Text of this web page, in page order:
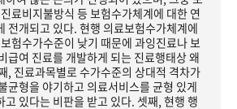
료비지불방식 등 보험수가체계에 대한 연
전개되고 있다. 현행 의료보험수가체계에
험수가수준이 낮기 때문에 과잉진료나 보
급여 진료를 개발하게 되는 진료행태상 왜
, 진료과목별로 수가수준의 상대적 격차가
균형을 야기하고 의료서비스를 균형 있게
고 있다는 비판을 받고 있다. 셋째, 현행 행